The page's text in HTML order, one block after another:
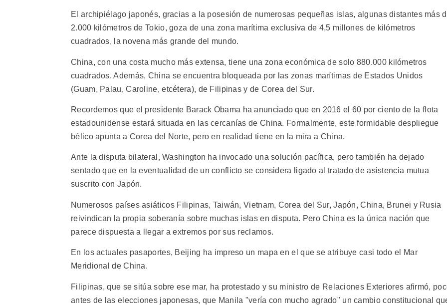
El archipiélago japonés, gracias a la posesión de numerosas pequeñas islas, algunas distantes más
2.000 kilómetros de Tokio, goza de una zona marítima exclusiva de 4,5 millones de kilómetros
cuadrados, la novena más grande del mundo.
China, con una costa mucho más extensa, tiene una zona económica de solo 880.000 kilómetros
cuadrados. Además, China se encuentra bloqueada por las zonas marítimas de Estados Unidos
(Guam, Palau, Caroline, etcétera), de Filipinas y de Corea del Sur.
Recordemos que el presidente Barack Obama ha anunciado que en 2016 el 60 por ciento de la flota
estadounidense estará situada en las cercanías de China. Formalmente, este formidable despliegue
bélico apunta a Corea del Norte, pero en realidad tiene en la mira a China.
Ante la disputa bilateral, Washington ha invocado una solución pacífica, pero también ha dejado
sentado que en la eventualidad de un conflicto se considera ligado al tratado de asistencia mutua
suscrito con Japón.
Numerosos países asiáticos Filipinas, Taiwán, Vietnam, Corea del Sur, Japón, China, Brunei y Rusia
reivindican la propia soberanía sobre muchas islas en disputa. Pero China es la única nación que
parece dispuesta a llegar a extremos por sus reclamos.
En los actuales pasaportes, Beijing ha impreso un mapa en el que se atribuye casi todo el Mar
Meridional de China.
Filipinas, que se sitúa sobre ese mar, ha protestado y su ministro de Relaciones Exteriores afirmó,
antes de las elecciones japonesas, que Manila "vería con mucho agrado" un cambio constitucional